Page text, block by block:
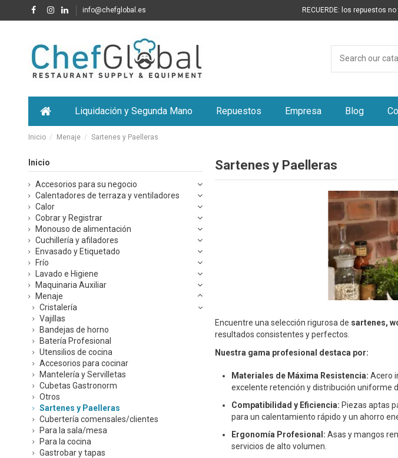
info@chefglobal.es RECUERDE: los repuestos
Liquidación y Segunda Mano Repuestos Empresa Blog
Inicio Menaje Sartenes y Paelleras
Sartenes y Paelleras
Encuentre una selección rigurosa de sartenes,
resultados consistentes y perfectos.
Nuestra gama profesional destaca por:
Materiales de Máxima Resistencia: Acero
excelente retención y distribución uniforme
Compatibilidad y Eficiencia: Piezas aptas
para un calentamiento rápido y un ahorro
Ergonomía Profesional: Asas y mangos
servicios de alto volumen.
Inicio
Accesorios para su negocio
Calentadores de terraza y ventiladores
Calor
Cobrar y Registrar
Monouso de alimentación
Cuchillería y afiladores
Envasado y Etiquetado
Frío
Lavado e Higiene
Maquinaria Auxiliar
Menaje
Cristalería
Vajillas
Bandejas de horno
Batería Profesional
Utensilios de cocina
Accesorios para cocinar
Mantelería y Servilletas
Cubetas Gastronorm
Otros
Sartenes y Paelleras
Cubertería comensales/clientes
Para la sala/mesa
Para la cocina
Gastrobar y tapas